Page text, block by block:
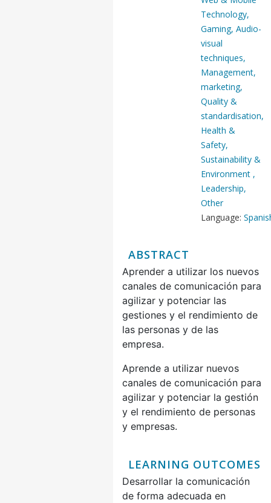
Technology,
Gaming, Audio-
visual
techniques,
Management,
marketing,
Quality &
standardisation,
Health &
Safety,
Sustainability &
Environment ,
Leadership,
Other
Language:
ABSTRACT
Aprender a utilizar los nuevos
canales de comunicación para
agilizar y potenciar las
gestiones y el rendimiento de
las personas y de las
empresa.
Aprende a utilizar nuevos
canales de comunicación para
agilizar y potenciar la gestión
y el rendimiento de personas
y empresas.
LEARNING OUTCOMES
Desarrollar la comunicación
de forma adecuada en